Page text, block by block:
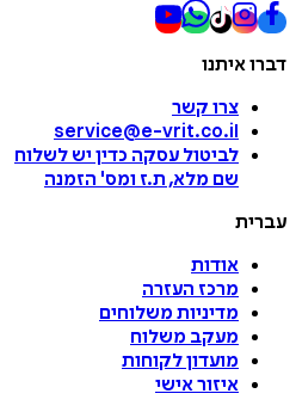
דברו איתנו
צרו קשר
service@e-vrit.co.il
לביטול עסקה כדין יש לשלוח
שם מלא, ת.ז ומס' הזמנה
עברית
אודות
מרכז העזרה
מדיניות משלוחים
מעקב משלוח
מועדון לקוחות
איזור אישי